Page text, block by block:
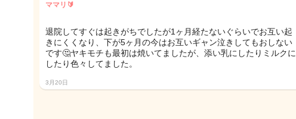
ママリ🔰
退院してすぐは起きがちでしたが1ヶ月経たないぐらいでお互い起
きにくくなり、下が5ヶ月の今はお互いギャン泣きしてもおしない
です🤔ヤキモチも最初は焼いてましたが、添い乳にしたりミルクに
したり色々してました。
3月20日